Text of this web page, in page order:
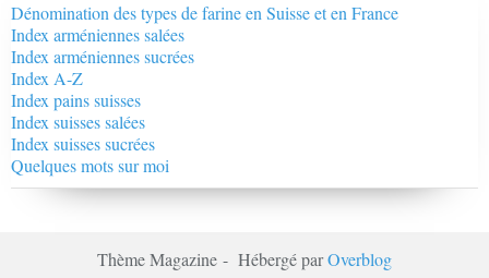
Dénomination des types de farine en Suisse et en France
Index arméniennes salées
Index arméniennes sucrées
Index A-Z
Index pains suisses
Index suisses salées
Index suisses sucrées
Quelques mots sur moi
Thème Magazine - Hébergé parOverblog